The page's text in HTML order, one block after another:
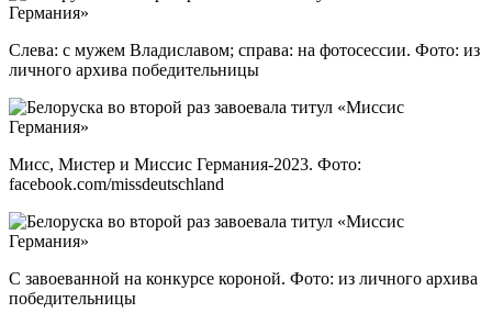
Слева: с мужем Владиславом; справа: на фотосессии. Фото: из
личного архива победительницы
Мисс, Мистер и Миссис Германия-2023. Фото:
facebook.com/missdeutschland
С завоеванной на конкурсе короной. Фото: из личного архива
победительницы